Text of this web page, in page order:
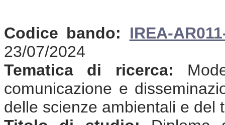
Codice bando:
IREA-
23/07/2024
Tematica di ricerca:
comunicazione e
delle scienze ambientali e del